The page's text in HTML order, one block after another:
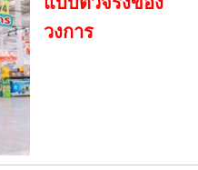
วงการ